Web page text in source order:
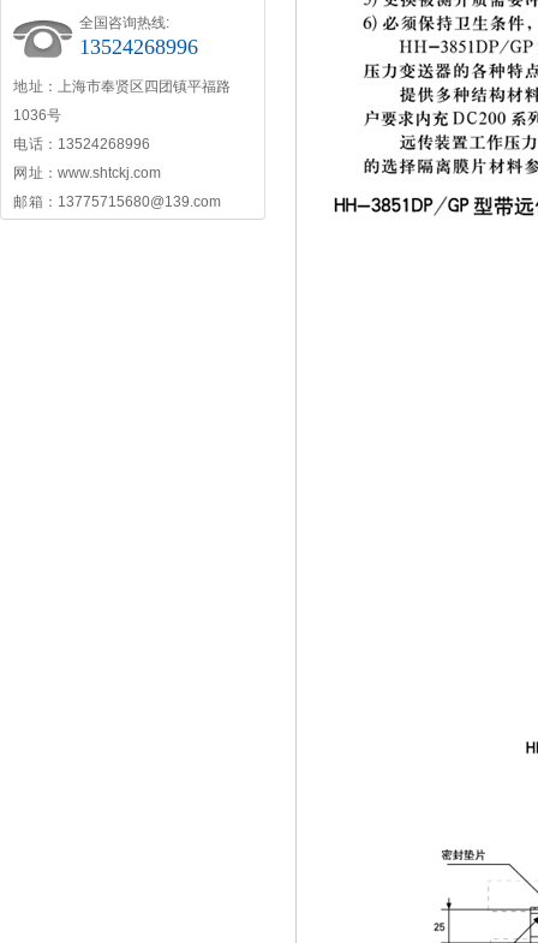
全国咨询热线:
13524268996
地 址：上海市奉贤区四团镇平福路
1036号
电 话：13524268996
网 址：www.shtckj.com
邮 箱：13775715680@139.com